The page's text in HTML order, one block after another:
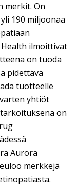
merkit. On
190 miljoonaa
Health ilmoittivat
on tuoda
pidettävä
tuotteelle
yhtiöt
on
Aurora
merkkejä